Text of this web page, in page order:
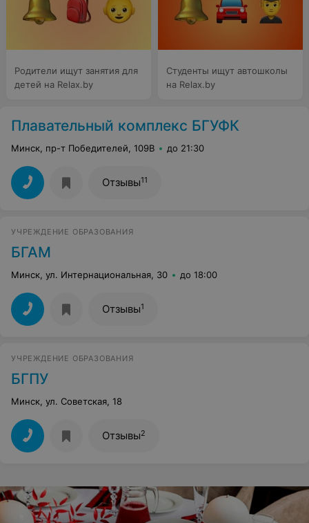
Родители ищут занятия для
детей на Relax.by
Студенты ищут автошколы
на Relax.by
Плавательный комплекс БГУФК
Минск, пр-т Победителей, 109В до 21:30
Отзывы11
УЧРЕЖДЕНИЕ ОБРАЗОВАНИЯ
БГАМ
Минск, ул. Интернациональная, 30 до 18:00
Отзывы1
УЧРЕЖДЕНИЕ ОБРАЗОВАНИЯ
БГПУ
Минск, ул. Советская, 18
Отзывы2